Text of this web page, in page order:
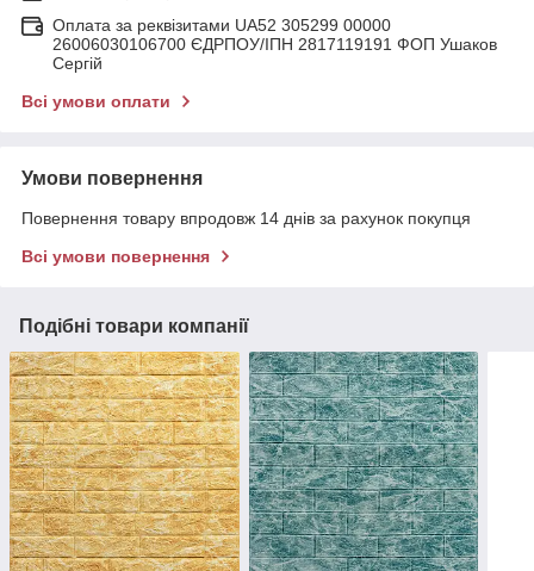
Оплата за реквізитами UA52 305299 00000
26006030106700 ЄДРПОУ/ІПН 2817119191 ФОП Ушаков
Сергій
Всі умови оплати
Умови повернення
Повернення товару впродовж 14 днів за рахунок покупця
Всі умови повернення
Подібні товари компанії